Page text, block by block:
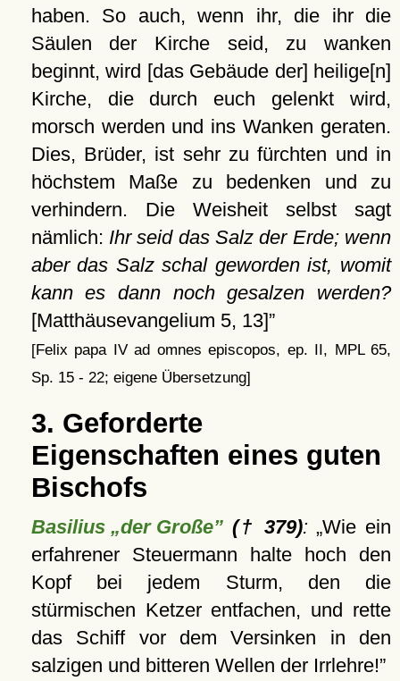
haben. So auch, wenn ihr, die ihr die
Säulen der Kirche seid, zu wanken
beginnt, wird [das Gebäude der] heilige[n]
Kirche, die durch euch gelenkt wird,
morsch werden und ins Wanken geraten.
Dies, Brüder, ist sehr zu fürchten und in
höchstem Maße zu bedenken und zu
verhindern. Die Weisheit selbst sagt
nämlich: Ihr seid das Salz der Erde; wenn
aber das Salz schal geworden ist, womit
kann es dann noch gesalzen werden?
[Matthäusevangelium 5, 13]
[Felix papa IV ad omnes episcopos, ep. II, MPL 65,
Sp. 15 - 22; eigene Übersetzung]
3. Geforderte
Eigenschaften eines guten
Bischofs
Basilius „der Große”(† 379):
Wie ein
erfahrener Steuermann halte hoch den
Kopf bei jedem Sturm, den die
stürmischen Ketzer entfachen, und rette
das Schiff vor dem Versinken in den
salzigen und bitteren Wellen der Irrlehre!